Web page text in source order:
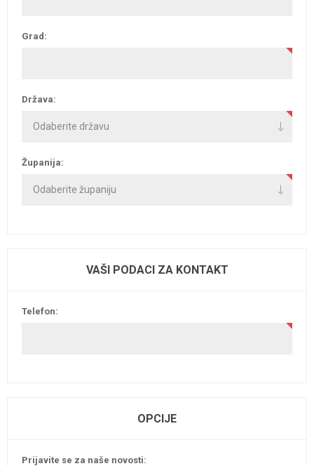
Grad:
Država:
Županija:
VAŠI PODACI ZA KONTAKT
Telefon:
OPCIJE
Prijavite se za naše novosti: